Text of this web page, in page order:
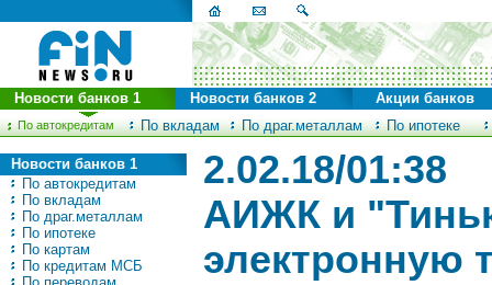
По автокредитам По вкладам По драг.металлам По ипотеке
Новости банков 1 Новости банков 2 Акции банков
Новости банков 1
По автокредитам
По вкладам
По драг.металлам
По ипотеке
По картам
По кредитам МСБ
2.02.18/01:38
АИЖК и
электронную